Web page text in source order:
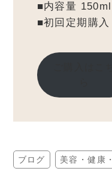
■内容量 150ml
■初回定期購入
ブログ 美容・健康